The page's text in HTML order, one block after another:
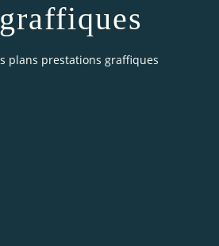
plans prestations graffiques